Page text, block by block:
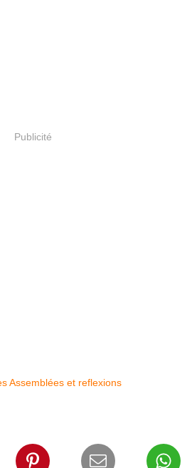
Publicité
Assemblées et reflexions